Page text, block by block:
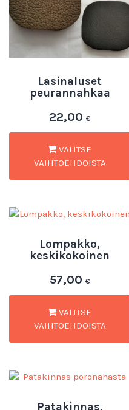
Lasinaluset
peurannahkaa
22,00 €
VALITSE
VAIHTOEHDOISTA
Lompakko,
keskikokoinen
57,00 €
VALITSE
VAIHTOEHDOISTA
Patakinnas,